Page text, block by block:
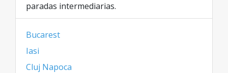
paradas intermediarias.
Bucarest
Iasi
Cluj Napoca